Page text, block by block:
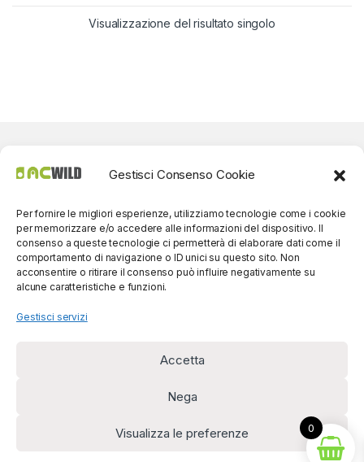
Gestisci Consenso Cookie
Per fornire le migliori esperienze, utilizziamo tecnologie come i cookie
per memorizzare e/o accedere alle informazioni del dispositivo. Il
consenso a queste tecnologie ci permetterà di elaborare dati come il
comportamento di navigazione o ID unici su questo sito. Non
acconsentire o ritirare il consenso può influire negativamente su
alcune caratteristiche e funzioni.
Gestisci servizi
Accetta
Nega
Visualizza le preferenze
Visualizzazione del risultato singolo
disponibili!
(0039) 091
5607514
0